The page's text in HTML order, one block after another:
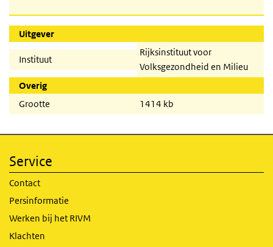
Uitgever
Instituut
Rijksinstituut voor
Volksgezondheid en Milieu
Overig
Grootte
1414 kb
Service
Contact
Persinformatie
Werken bij het RIVM
Klachten